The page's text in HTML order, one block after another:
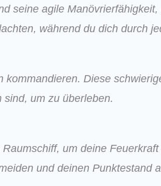
seine agile
während du dich durch
Diese
um zu überleben.
um deine
und deinen Punktestand